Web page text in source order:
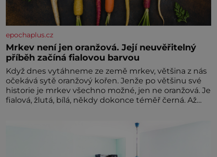
epochaplus.cz
Mrkev není jen oranžová. Její neuvěřitelný
příběh začíná fialovou barvou
Když dnes vytáhneme ze země mrkev, většina z nás
očekává sytě oranžový kořen. Jenže po většinu své
historie je mrkev všechno možné, jen ne oranžová. Je
fialová, žlutá, bílá, někdy dokonce téměř černá. Až
nedokážeme představit. Její příběh je